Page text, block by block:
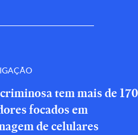
tem mais de 170
focados em
de celulares